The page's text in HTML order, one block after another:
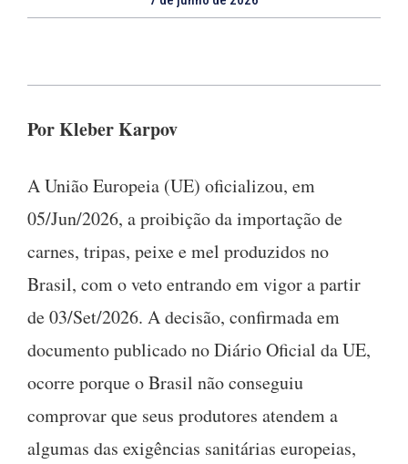
Por Kleber Karpov
A União Europeia (UE) oficializou, em
05/Jun/2026, a proibição da importação de
carnes, tripas, peixe e mel produzidos no
Brasil, com o veto entrando em vigor a partir
de 03/Set/2026. A decisão, confirmada em
documento publicado no Diário Oficial da UE,
ocorre porque o Brasil não conseguiu
comprovar que seus produtores atendem a
algumas das exigências sanitárias europeias,